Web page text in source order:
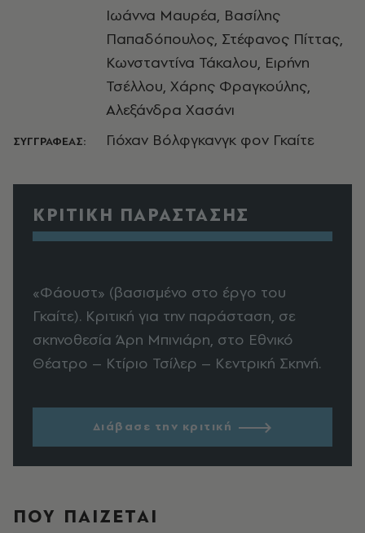
Ιωάννα Μαυρέα, Βασίλης
Παπαδόπουλος, Στέφανος Πίττας,
Κωνσταντίνα Τάκαλου, Ειρήνη
Τσέλλου, Χάρης Φραγκούλης,
Αλεξάνδρα Χασάνι
ΣΥΓΓΡΑΦΕΑΣ: Γιόχαν Βόλφγκανγκ φον Γκαίτε
ΚΡΙΤΙΚΗ ΠΑΡΑΣΤΑΣΗΣ
«Φάουστ» (βασισμένο στο έργο του
Γκαίτε). Κριτική για την παράσταση, σε
σκηνοθεσία Άρη Μπινιάρη, στο Εθνικό
Θέατρο – Κτίριο Τσίλερ – Κεντρική Σκηνή.
Διάβασε την κριτική
ΠΟΥ ΠΑΙΖΕΤΑΙ